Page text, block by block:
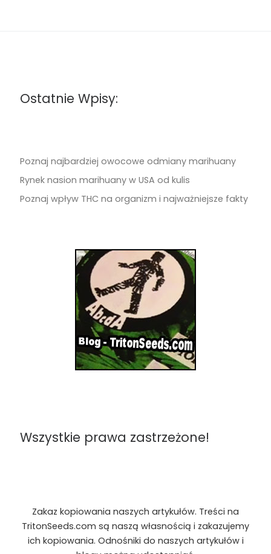
Ostatnie Wpisy:
Poznaj najbardziej owocowe odmiany marihuany
Rynek nasion marihuany w USA od kulis
Poznaj wpływ THC na organizm i najważniejsze fakty
Wszystkie prawa zastrzeżone!
Zakaz kopiowania naszych artykułów. Treści na
TritonSeeds.com są naszą własnością i zakazujemy
ich kopiowania. Odnośniki do naszych artykułów i